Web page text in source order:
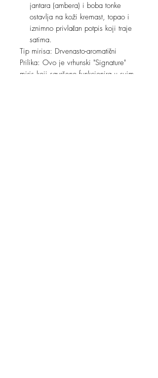
jantara (ambera) i boba tonke
ostavlja na koži kremast, topao i
iznimno privlačan potpis koji traje
satima.
Tip mirisa: Drvenasto-aromatični
Prilika: Ovo je vrhunski "Signature"
miris koji savršeno funkcionira u svim